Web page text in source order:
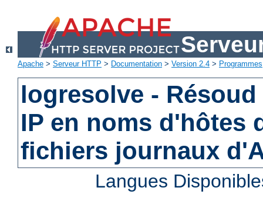
Apache > Serveur HTTP > Documentation > Version 2.4 > Programmes
logresolve -
IP en noms d'hôtes
fichiers journaux
Langues